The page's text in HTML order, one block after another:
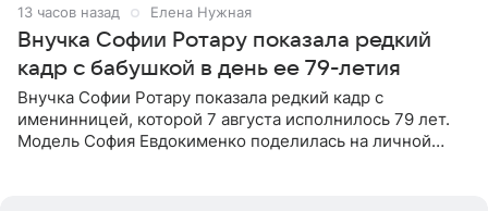
13 часов назад Елена Нужная
Внучка Софии Ротару показала редкий
кадр с бабушкой в день ее 79-летия
Внучка Софии Ротару показала редкий кадр с
именинницей, которой 7 августа исполнилось 79 лет.
Модель София Евдокименко поделилась на личной